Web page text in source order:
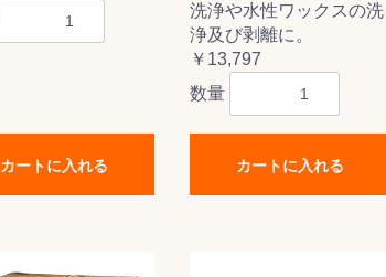
カートに入れる
洗浄や水性ワックスの洗
浄及び剥離に。
￥13,797
数量
カートに入れる